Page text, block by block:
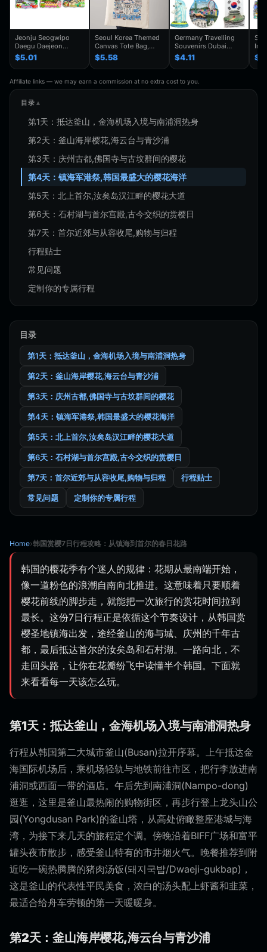
Jeonju Seogwipo
Daegu Daejeon
Chuncheon Andong
South Korea Fridge
Magnet Travel
Souvenir Gift
Handmade Decorative
$5.01
Seoul Korea Themed
Canvas Tote Bag,
Seoul Souvenir Gift,
Seoul City Shoulder
Bag For
Traveler,Trendy
Folding Shoulder Bag
$5.58
Germany Travelling
Souvenirs Dubai
Kuwait Fridge
Stickers Japan
Shanghai Korea
Finland Mauritius
Fridge Magnets
$4.11
Affiliate links — we may earn a commission at no extra cost to you.
目录
第1天：抵达釜山，金海机场入境与南浦洞热身
第2天：釜山海岸樱花,海云台与青沙浦
第3天：庆州古都,佛国寺与古坟群间的樱花
第4天：镇海军港祭,韩国最盛大的樱花海洋
第5天：北上首尔,汝矣岛汉江畔的樱花大道
第6天：石村湖与首尔宫殿,古今交织的赏樱日
第7天：首尔近郊与从容收尾,购物与归程
行程贴士
常见问题
定制你的专属行程
目录
第1天：抵达釜山，金海机场入境与南浦洞热身
第2天：釜山海岸樱花,海云台与青沙浦
第3天：庆州古都,佛国寺与古坟群间的樱花
第4天：镇海军港祭,韩国最盛大的樱花海洋
第5天：北上首尔,汝矣岛汉江畔的樱花大道
第6天：石村湖与首尔宫殿,古今交织的赏樱日
第7天：首尔近郊与从容收尾,购物与归程 行程贴士
常见问题 定制你的专属行程
Home›韩国赏樱7日行程攻略：从镇海到首尔的春日花路
韩国的樱花季有个迷人的规律：花期从最南端开始，
像一道粉色的浪潮自南向北推进。这意味着只要顺着
樱花前线的脚步走，就能把一次旅行的赏花时间拉到
最长。这份7日行程正是依循这个节奏设计，从韩国赏
樱圣地镇海出发，途经釜山的海与城、庆州的千年古
都，最后抵达首尔的汝矣岛和石村湖。一路向北，不
走回头路，让你在花瓣纷飞中读懂半个韩国。下面就
来看看每一天该怎么玩。
第1天：抵达釜山，金海机场入境与南浦洞热身
行程从韩国第二大城市釜山(Busan)拉开序幕。上午抵达金
海国际机场后，乘机场轻轨与地铁前往市区，把行李放进南
浦洞或西面一带的酒店。午后先到南浦洞(Nampo-dong)
逛逛，这里是釜山最热闹的购物街区，再步行登上龙头山公
园(Yongdusan Park)的釜山塔，从高处俯瞰整座港城与海
湾，为接下来几天的旅程定个调。傍晚沿着BIFF广场和富平
罐头夜市散步，感受釜山特有的市井烟火气。晚餐推荐到附
近吃一碗热腾腾的猪肉汤饭(돼지국밥/Dwaeji-gukbap)，
这是釜山的代表性平民美食，浓白的汤头配上虾酱和韭菜，
最适合给舟车劳顿的第一天暖暖身。
第2天：釜山海岸樱花,海云台与青沙浦